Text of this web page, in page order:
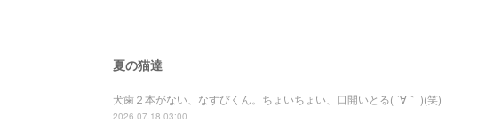
夏の猫達
犬歯２本がない、なすびくん。ちょいちょい、口開いとる( ´∀｀ )(笑)
2026.07.18 03:00